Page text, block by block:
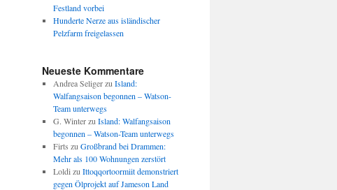
Festland vorbei
Hunderte Nerze aus isländischer
Pelzfarm freigelassen
Neueste Kommentare
Andrea Seligerzu Island:
Walfangsaison begonnen – Watson-
Team unterwegs
G. Winterzu Island: Walfangsaison
begonnen – Watson-Team unterwegs
Firts zu Großbrand bei Drammen:
Mehr als 100 Wohnungen zerstört
Loldi zu Ittoqqortoormiit demonstriert
gegen Ölprojekt auf Jameson Land